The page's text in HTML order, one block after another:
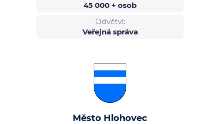
45 000 + osob
Odvětví:
Veřejná správa
Město Hlohovec